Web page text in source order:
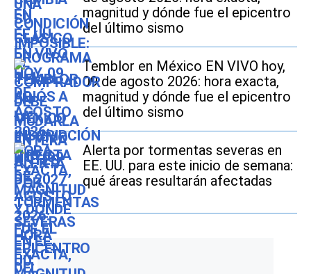
magnitud y dónde fue el epicentro
del último sismo
Temblor en México EN VIVO hoy,
09 de agosto 2026: hora exacta,
magnitud y dónde fue el epicentro
del último sismo
Alerta por tormentas severas en
EE. UU. para este inicio de semana:
qué áreas resultarán afectadas